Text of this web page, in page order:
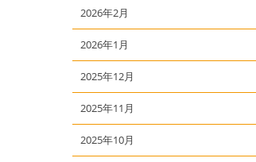
2026年2月
2026年1月
2025年12月
2025年11月
2025年10月